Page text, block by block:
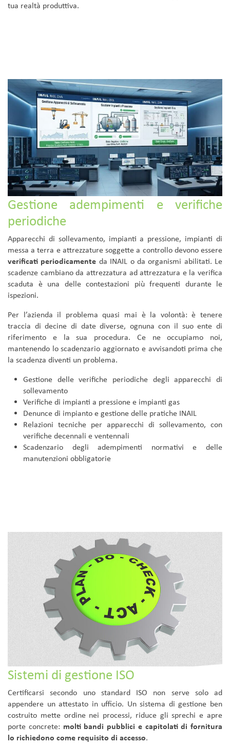
tua realtà produttiva.
Gestione adempimenti e verifiche
periodiche
Apparecchi di sollevamento, impianti a pressione, impianti di
messa a terra e attrezzature soggette a controllo devono essere
verificati periodicamente da INAIL o da organismi abilitati. Le
scadenze cambiano da attrezzatura ad attrezzatura e la verifica
scaduta è una delle contestazioni più frequenti durante le
ispezioni.
Per l’azienda il problema quasi mai è la volontà: è tenere
traccia di decine di date diverse, ognuna con il suo ente di
riferimento e la sua procedura. Ce ne occupiamo noi,
mantenendo lo scadenzario aggiornato e avvisandoti prima che
la scadenza diventi un problema.
Gestione delle verifiche periodiche degli apparecchi di
sollevamento
Verifiche di impianti a pressione e impianti gas
Denunce di impianto e gestione delle pratiche INAIL
Relazioni tecniche per apparecchi di sollevamento, con
verifiche decennali e ventennali
Scadenzario degli adempimenti normativi e delle
manutenzioni obbligatorie
Sistemi di gestione ISO
Certificarsi secondo uno standard ISO non serve solo ad
appendere un attestato in ufficio. Un sistema di gestione ben
costruito mette ordine nei processi, riduce gli sprechi e apre
porte concrete: molti bandi pubblici e capitolati di fornitura
lo richiedono come requisito di accesso.